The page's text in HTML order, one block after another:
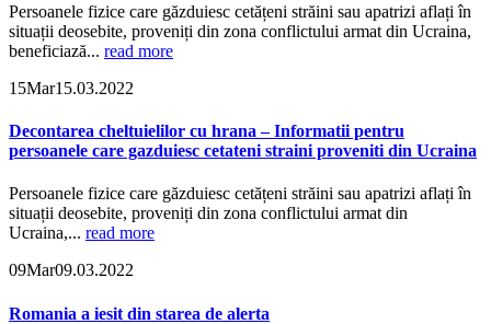
Persoanele fizice care găzduiesc cetățeni străini sau apatrizi aflați în
situații deosebite, proveniți din zona conflictului armat din Ucraina,
beneficiază... read more
15Mar15.03.2022
Decontarea cheltuielilor cu hrana – Informatii pentru
persoanele care gazduiesc cetateni straini proveniti din Ucraina
Persoanele fizice care găzduiesc cetățeni străini sau apatrizi aflați în
situații deosebite, proveniți din zona conflictului armat din
Ucraina,... read more
09Mar09.03.2022
Romania a iesit din starea de alerta